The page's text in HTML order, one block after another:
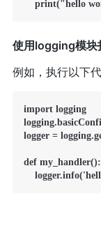
使用logging模块
例如，执行以下
import logging
logger =
def my_handler():